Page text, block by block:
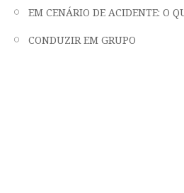
EM CENÁRIO DE ACIDENTE: O
CONDUZIR EM GRUPO